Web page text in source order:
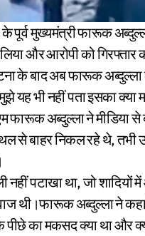
और आरोपी को
के बाद अब फारूक
यह भी नहीं पता इसका
फारूक अब्दुल्ला ने मीडिया से
से बाहर निकल रहे थे, तभी
नहीं पटाखा था, जो शादियों
थी।फारूक अब्दुल्ला ने
का मकसद क्या था और